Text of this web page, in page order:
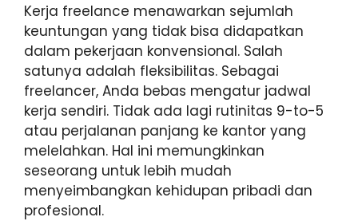
Kerja freelance menawarkan sejumlah
keuntungan yang tidak bisa didapatkan
dalam pekerjaan konvensional. Salah
satunya adalah fleksibilitas. Sebagai
freelancer, Anda bebas mengatur jadwal
kerja sendiri. Tidak ada lagi rutinitas 9-to-5
atau perjalanan panjang ke kantor yang
melelahkan. Hal ini memungkinkan
seseorang untuk lebih mudah
menyeimbangkan kehidupan pribadi dan
profesional.